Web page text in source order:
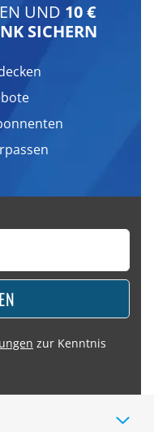
UND 10 €
SICHERN
zur Kenntnis